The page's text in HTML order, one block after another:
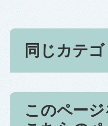
同じカテ
このペー